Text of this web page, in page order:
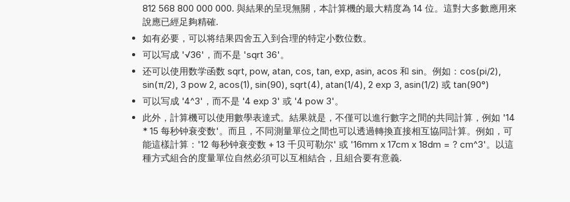
812 568 800 000 000. 與結果的呈現無關，本計算機的最大精度為 14 位。這對大多數應用來
說應已經足夠精確.
如有必要，可以将结果四舍五入到合理的特定小数位数。
可以写成 '√36'，而不是 'sqrt 36'。
还可以使用数学函数 sqrt, pow, atan, cos, tan, exp, asin, acos 和 sin。例如：cos(pi/2),
sin(π/2), 3 pow 2, acos(1), sin(90), sqrt(4), atan(1/4), 2 exp 3, asin(1/2) 或 tan(90°)
可以写成 '4^3'，而不是 '4 exp 3' 或 '4 pow 3'。
此外，計算機可以使用數學表達式。結果就是，不僅可以進行數字之間的共同計算，例如 '14
* 15 每秒钟衰变数'。而且，不同測量單位之間也可以透過轉換直接相互協同計算。例如，可
能這樣計算：'12 每秒钟衰变数 + 13 千贝可勒尔' 或 '16mm x 17cm x 18dm = ? cm^3'。以這
種方式組合的度量單位自然必須可以互相結合，且組合要有意義.